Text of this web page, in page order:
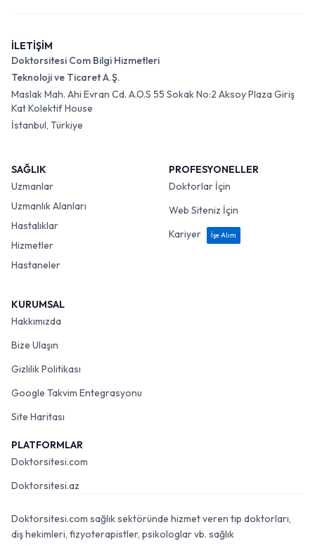
İLETİŞİM
Doktorsitesi Com Bilgi Hizmetleri
Teknoloji ve Ticaret A.Ş.
Maslak Mah. Ahi Evran Cd. A.O.S 55 Sokak No:2 Aksoy Plaza Giriş
Kat Kolektif House
İstanbul, Türkiye
SAĞLIK
Uzmanlar
Uzmanlık Alanları
Hastalıklar
Hizmetler
Hastaneler
PROFESYONELLER
Doktorlar İçin
Web Siteniz İçin
Kariyer
İşe Alım
KURUMSAL
Hakkımızda
Bize Ulaşın
Gizlilik Politikası
Google Takvim Entegrasyonu
Site Haritası
PLATFORMLAR
Doktorsitesi.com
Doktorsitesi.az
Doktorsitesi.com sağlık sektöründe hizmet veren tıp doktorları,
diş hekimleri, fizyoterapistler, psikologlar vb. sağlık